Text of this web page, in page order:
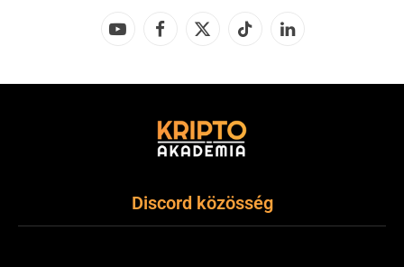
YouTubeFacebook
X
TikTok LinkedIn
Discord közösség